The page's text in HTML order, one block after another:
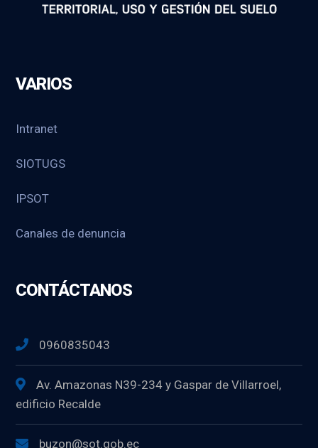
VARIOS
Intranet
SIOTUGS
IPSOT
Canales de denuncia
CONTÁCTANOS
0960835043
Av. Amazonas N39-234 y Gaspar de Villarroel,
edificio Recalde
buzon@sot.gob.ec